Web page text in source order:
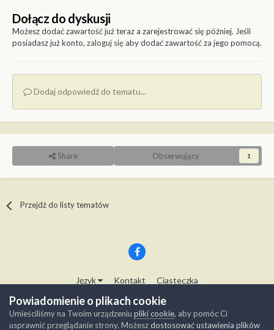
Dołącz do dyskusji
Możesz dodać zawartość już teraz a zarejestrować się później. Jeśli
posiadasz już konto, zaloguj sięaby dodać zawartość za jego pomocą.
Dodaj odpowiedź do tematu...
Share Obserwujący 1
Przejdź do listy tematów
Język Kontakt Ciasteczka
Copyright © Modelwork.pl
Powered by Invision Community
Powiadomienie o plikach cookie
Umieściliśmy na Twoim urządzeniu pliki cookie, aby pomóc Ci
usprawnić przeglądanie strony. Możeszdostosować ustawienia plików